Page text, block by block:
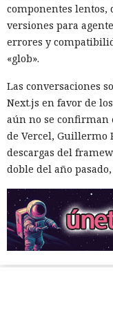
componentes lentos,
versiones para
errores y
«glob».
Las conversaciones
Next.js en favor de
aún no se confirman
de Vercel, Guillermo
descargas del
doble del año